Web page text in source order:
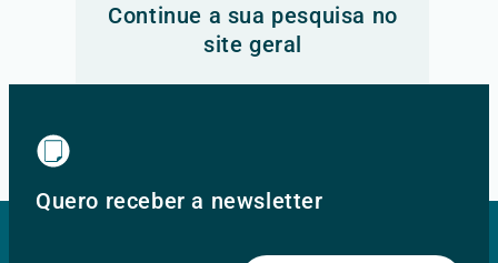
Continue a sua pesquisa no
site geral
Quero receber a newsletter